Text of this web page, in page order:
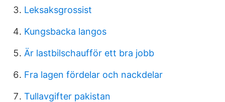
Leksaksgrossist
Kungsbacka langos
Är lastbilschaufför ett bra jobb
Fra lagen fördelar och nackdelar
Tullavgifter pakistan